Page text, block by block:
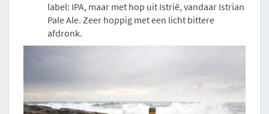
label: IPA, maar met hop uit Istrië, vandaar Istrian
Pale Ale. Zeer hoppig met een licht bittere
afdronk.